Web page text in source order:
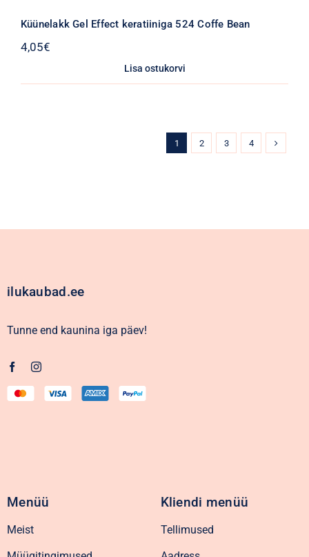
Küünelakk Gel Effect keratiiniga 524 Coffe Bean
4,05€
Lisa ostukorvi
1 2 3 4
ilukaubad.ee
Tunne end kaunina iga päev!
Menüü
Meist
Kliendi menüü
Tellimused